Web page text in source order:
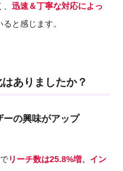
、迅速＆丁寧な対応によっ
ると感じます。
ありましたか？
ーの興味がアップ
リーチ数は25.8%増、イン